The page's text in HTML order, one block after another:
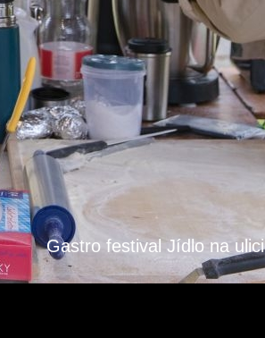
Gastro festival Jídlo na ulici